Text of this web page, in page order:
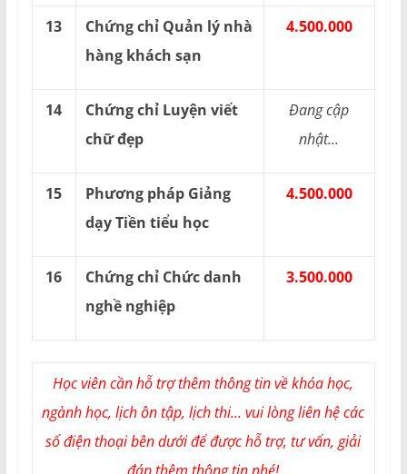
13
Chứng chỉ Quản lý nhà
hàng khách sạn
4.500.000
14
Chứng chỉ Luyện viết
chữ đẹp
Đang cập
nhật...
15
Phương pháp Giảng
dạy Tiền tiểu học
4.500.000
16
Chứng chỉ Chức danh
nghề nghiệp
3.500.000
Học viên cần hỗ trợ thêm thông tin về khóa học,
ngành học, lịch ôn tập, lịch thi... vui lòng liên hệ các
số điện thoại bên dưới để được hỗ trợ, tư vấn, giải